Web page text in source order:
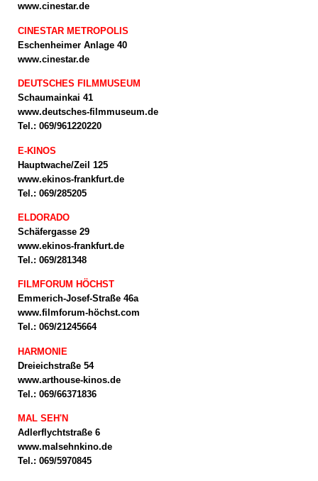
www.cinestar.de
CINESTAR METROPOLIS
Eschenheimer Anlage 40
www.cinestar.de
DEUTSCHES FILMMUSEUM
Schaumainkai 41
www.deutsches-filmmuseum.de
Tel.: 069/961220220
E-KINOS
Hauptwache/Zeil 125
www.ekinos-frankfurt.de
Tel.: 069/285205
ELDORADO
Schäfergasse 29
www.ekinos-frankfurt.de
Tel.: 069/281348
FILMFORUM HÖCHST
Emmerich-Josef-Straße 46a
www.filmforum-höchst.com
Tel.: 069/21245664
HARMONIE
Dreieichstraße 54
www.arthouse-kinos.de
Tel.: 069/66371836
MAL SEH'N
Adlerflychtstraße 6
www.malsehnkino.de
Tel.: 069/5970845